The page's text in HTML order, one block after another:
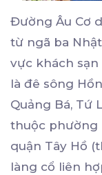
Đường Âu Cơ
từ ngã ba
vực khách
là đê sông
Quảng Bá, Tứ
thuộc phường
quận Tây Hồ
làng cổ liên